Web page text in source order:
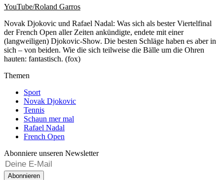
YouTube/Roland Garros
Novak Djokovic und Rafael Nadal: Was sich als bester Viertelfinal
der French Open aller Zeiten ankündigte, endete mit einer
(langweiligen) Djokovic-Show. Die besten Schläge haben es aber in
sich – von beiden. Wie die sich teilweise die Bälle um die Ohren
hauten: fantastisch. (fox)​
Themen
Sport
Novak Djokovic
Tennis
Schaun mer mal
Rafael Nadal
French Open
Abonniere unseren Newsletter
Abonnieren